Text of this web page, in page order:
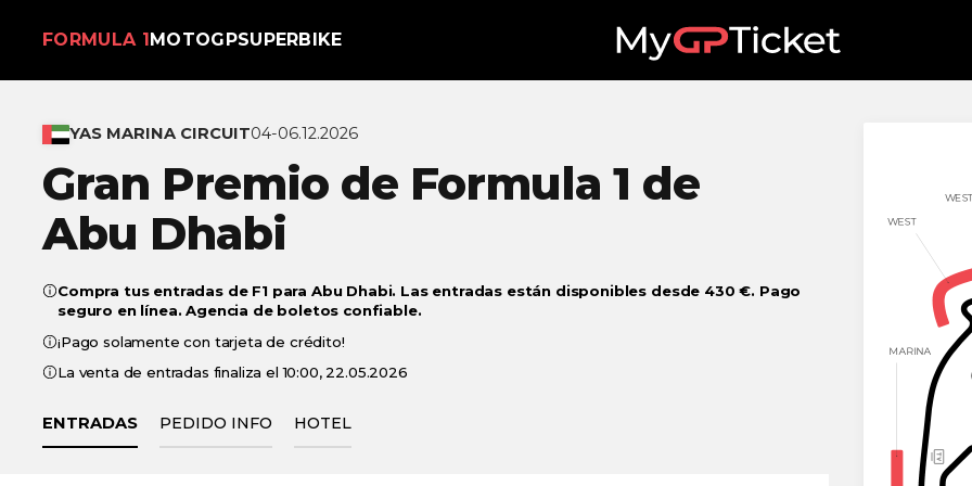
FORMULA 1 MOTOGPSUPERBIKE
YAS MARINA CIRCUIT04-06.12.2026
Gran Premio de Formula 1 de
Abu Dhabi
Compra tus entradas de F1 para Abu Dhabi. Las entradas están disponibles desde 430 €. Pago
seguro en línea. Agencia de boletos confiable.
¡Pago solamente con tarjeta de crédito!
La venta de entradas finaliza el 10:00, 22.05.2026
ENTRADAS PEDIDO INFO HOTEL